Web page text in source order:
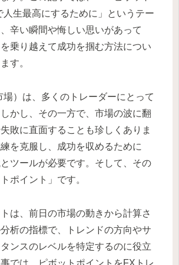
人生最高にするために」というテー
辛い瞬間や悔しい思いがあって
乗り越えて成功を掴む方法につい
す。
場）は、多くのトレーダーにとって
かし、その一方で、市場の波に翻
敗に直面することも珍しくありま
を克服し、成功を収めるために
ツールが必要です。そして、その
ポイント」です。
は、前日の市場の動きから計算さ
析の指標で、トレンドの方向やサ
ンスのレベルを特定するのに役立
では、ピボットポイントをFXトレ